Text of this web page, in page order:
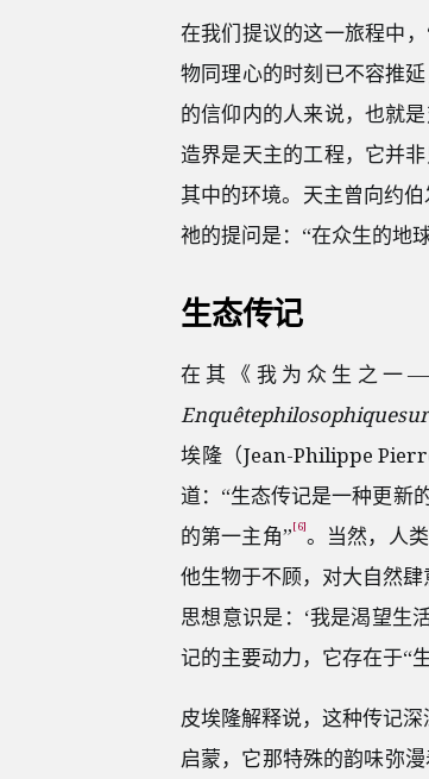
在我们提议的这一旅程中
物同理心的时刻已不容推
的信仰内的人来说，也就
造界是天主的工程，它并
其中的环境。天主曾向约
祂的提问是：“在众生的地
生态传记
在其《我为众生之一
埃隆（Jean-Philippe
道：“生态传记是一种更新
的第一主角”[6]。当然，人
他生物于不顾，对大自然
思想意识是：‘我是渴望生
记的主要动力，它存在于“
皮埃隆解释说，这种传记
启蒙，它那特殊的韵味弥